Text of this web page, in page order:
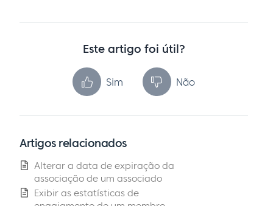
Este artigo foi útil?
Sim Não
Artigos relacionados
Alterar a data de expiração da
associação de um associado
Exibir as estatísticas de